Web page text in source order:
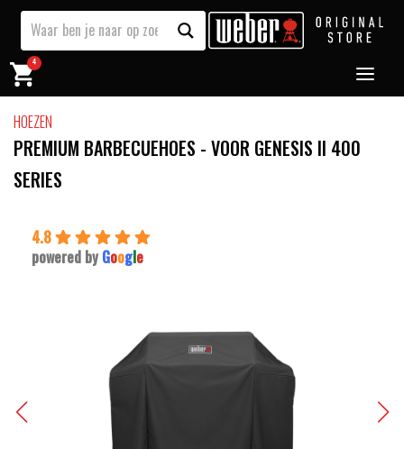
4
HOEZEN
PREMIUM BARBECUEHOES - VOOR GENESIS II 400
SERIES
4.8
powered by Google